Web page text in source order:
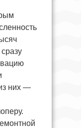
них —